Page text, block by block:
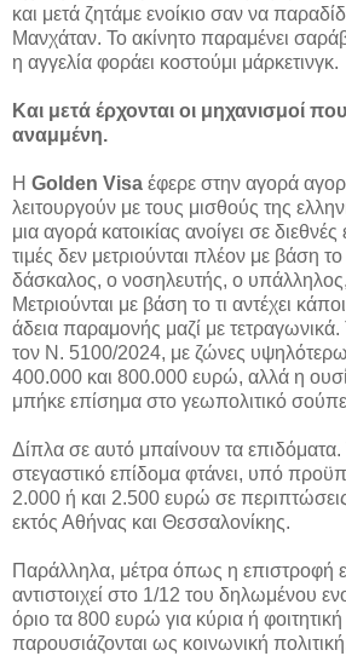
και μετά ζητάμε ενοίκιο σαν να
Μανχάταν. Το ακίνητο παραμένει
η αγγελία φοράει κοστούμι μάρκετινγκ.
Και μετά έρχονται οι μηχανισμοί
αναμμένη.
Η Golden Visa έφερε στην αγορά
λειτουργούν με τους μισθούς της
μια αγορά κατοικίας ανοίγει σε
τιμές δεν μετριούνται πλέον με βάση το
δάσκαλος, ο νοσηλευτής, ο
Μετριούνται με βάση το τι αντέχει
άδεια παραμονής μαζί με
τον Ν. 5100/2024, με ζώνες
400.000 και 800.000 ευρώ, αλλά η
μπήκε επίσημα στο γεωπολιτικό
Δίπλα σε αυτό μπαίνουν τα επιδόματα.
στεγαστικό επίδομα φτάνει, υπό
2.000 ή και 2.500 ευρώ σε
εκτός Αθήνας και Θεσσαλονίκης.
Παράλληλα, μέτρα όπως η επιστροφή
αντιστοιχεί στο 1/12 του δηλωμένου
όριο τα 800 ευρώ για κύρια ή φοιτητική
παρουσιάζονται ως κοινωνική